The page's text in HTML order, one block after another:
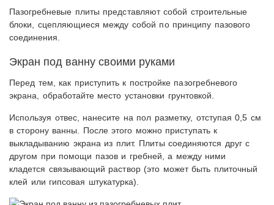
Пазогребневые плиты представляют собой строительные
блоки, сцепляющиеся между собой по принципу пазового
соединения.
Экран под ванну своими руками
Перед тем, как приступить к постройке пазогребневого
экрана, обработайте место установки грунтовкой.
Используя отвес, нанесите на пол разметку, отступая 0,5 см
в сторону ванны. После этого можно приступать к
выкладыванию экрана из плит. Плиты соединяются друг с
другом при помощи пазов и гребней, а между ними
кладется связывающий раствор (это может быть плиточный
клей или гипсовая штукатурка).